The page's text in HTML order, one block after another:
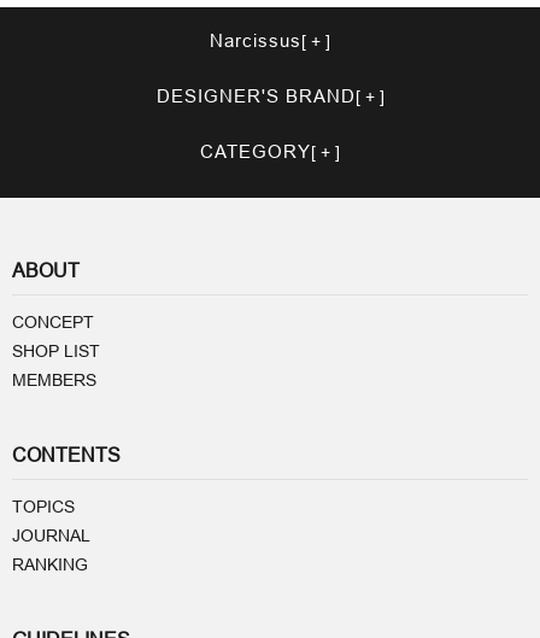
Narcissus
DESIGNER'S BRAND
CATEGORY
ABOUT
CONCEPT
SHOP LIST
MEMBERS
CONTENTS
TOPICS
JOURNAL
RANKING